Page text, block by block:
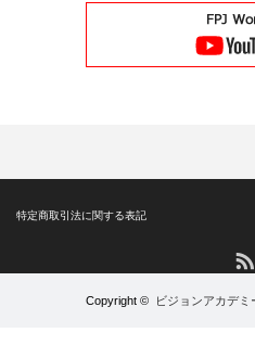
特定商取引法に関する表記
Copyright © ビジョンアカデミ